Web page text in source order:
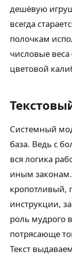
дешёвую
всегда
полочкам
числовые
цветовой
Системный
база. Ведь с
вся логика
иным
кропотливый,
инструкции,
роль мудрого
потрясающе
Текст